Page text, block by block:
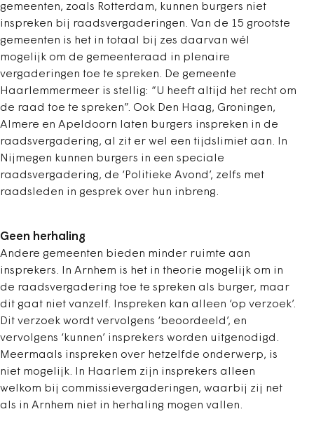
gemeenten, zoals Rotterdam, kunnen burgers niet
inspreken bij raadsvergaderingen. Van de 15 grootste
gemeenten is het in totaal bij zes daarvan wél
mogelijk om de gemeenteraad in plenaire
vergaderingen toe te spreken. De gemeente
Haarlemmermeer is stellig: “U heeft altijd het recht om
de raad toe te spreken”. Ook Den Haag, Groningen,
Almere en Apeldoorn laten burgers inspreken in de
raadsvergadering, al zit er wel een tijdslimiet aan. In
Nijmegen kunnen burgers in een speciale
raadsvergadering, de ‘Politieke Avond’, zelfs met
raadsleden in gesprek over hun inbreng.
Geen herhaling
Andere gemeenten bieden minder ruimte aan
insprekers. In Arnhem is het in theorie mogelijk om in
de raadsvergadering toe te spreken als burger, maar
dit gaat niet vanzelf. Inspreken kan alleen ‘op verzoek’.
Dit verzoek wordt vervolgens ‘beoordeeld’, en
vervolgens ‘kunnen’ insprekers worden uitgenodigd.
Meermaals inspreken over hetzelfde onderwerp, is
niet mogelijk. In Haarlem zijn insprekers alleen
welkom bij commissievergaderingen, waarbij zij net
als in Arnhem niet in herhaling mogen vallen.